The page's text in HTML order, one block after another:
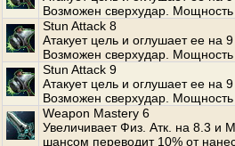
Возможен сверхудар. Мощность
Stun Attack 8
Атакует цель и оглушает ее на
Возможен сверхудар. Мощность
Stun Attack 9
Атакует цель и оглушает ее на
Возможен сверхудар. Мощность
Weapon Mastery 6
Увеличивает Физ. Атк. на 8.3 и
шансом переводит 10% от